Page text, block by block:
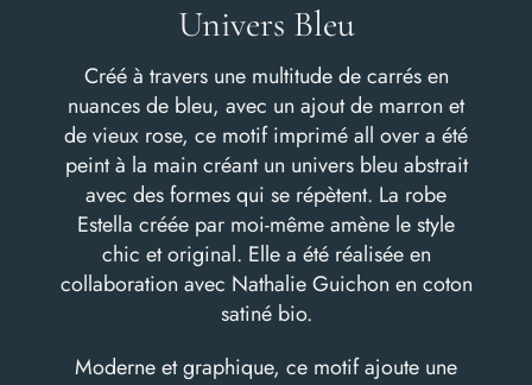
Univers Bleu
Créé à travers une multitude de carrés en
nuances de bleu, avec un ajout de marron et
de vieux rose, ce motif imprimé all over a été
peint à la main créant un univers bleu abstrait
avec des formes qui se répètent. La robe
Estella créée par moi-même amène le style
chic et original. Elle a été réalisée en
collaboration avec Nathalie Guichon en coton
satiné bio.
Moderne et graphique, ce motif ajoute une